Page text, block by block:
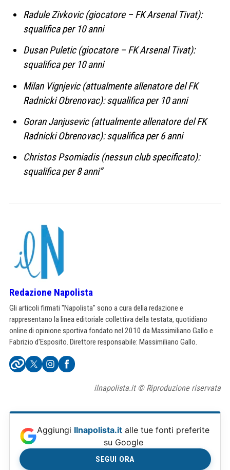
Radule Zivkovic (giocatore – FK Arsenal Tivat):
squalifica per 10 anni
Dusan Puletic (giocatore – FK Arsenal Tivat):
squalifica per 10 anni
Milan Vignjevic (attualmente allenatore del FK
Radnicki Obrenovac): squalifica per 10 anni
Goran Janjusevic (attualmente allenatore del FK
Radnicki Obrenovac): squalifica per 6 anni
Christos Psomiadis (nessun club specificato):
squalifica per 8 anni”
Redazione Napolista
Gli articoli firmati "Napolista" sono a cura della redazione e
rappresentano la linea editoriale collettiva della testata, quotidiano
online di opinione sportiva fondato nel 2010 da Massimiliano Gallo e
Fabrizio d'Esposito. Direttore responsabile: Massimiliano Gallo.
ilnapolista.it © Riproduzione riservata
Aggiungi Ilnapolista.it alle tue fonti preferite
su Google
SEGUI ORA